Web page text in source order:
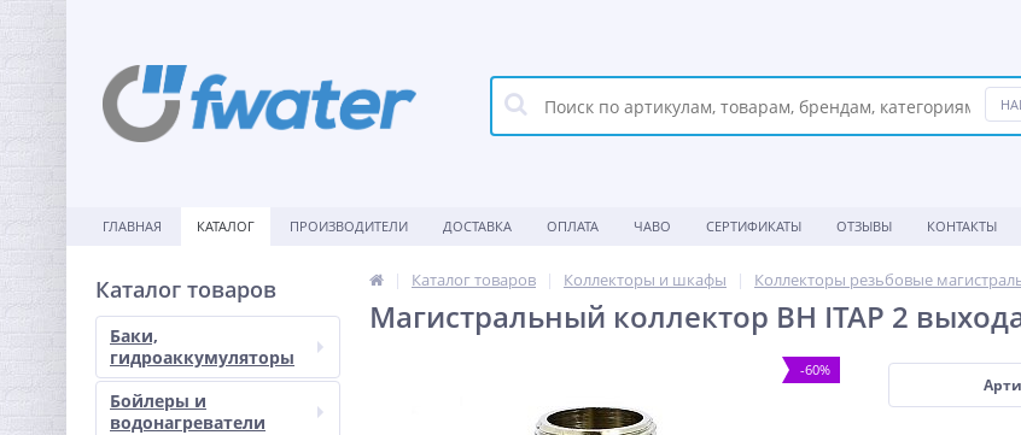
ГЛАВНАЯ КАТАЛОГ ПРОИЗВОДИТЕЛИ ДОСТАВКА ОПЛАТА ЧАВО СЕРТИФИКАТЫ ОТЗЫВЫ КОНТАКТЫ
Каталог товаров
Баки,
гидроаккумуляторы
Бойлеры и
водонагреватели
Каталог товаров Коллекторы и шкафы Коллекторы резьбовые
Магистральный коллектор ВН ITAP 2
-60%